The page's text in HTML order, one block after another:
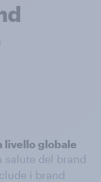
livello globale
salute del brand
i brand